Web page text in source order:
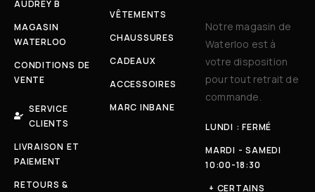
AUDREY B
MAGASIN
WATERLOO
CONDITIONS DE
VENTE
SERVICE
CLIENTS
LIVRAISON ET
PAIEMENT
RETOURS &
VÊTEMENTS
CHAUSSURES
CADEAUX
ACCESSOIRES
MARC INBANE
Notre magasin de
Waterloo est à
votre disposition
pour tout retrait de
commande.
LUNDI : FERMÉ
MARDI - SAMEDI
10:00-18:30
+ CERTAINS